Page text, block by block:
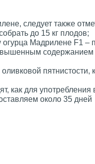
следует также
до 15 кг плодов;
Мадрилене F1 –
пятнистости,
как для
около 35 дней